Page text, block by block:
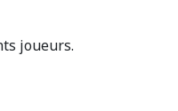
joueurs.